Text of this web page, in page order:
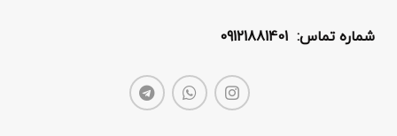
شماره تماس: 09121881401